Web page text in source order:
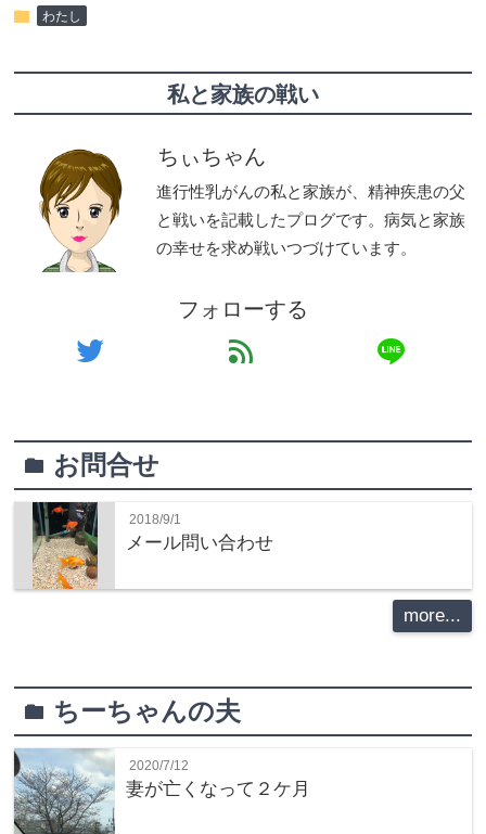
folder わたし
私と家族の戦い
ちぃちゃん
進行性乳がんの私と家族が、精神疾患の父
と戦いを記載したプログです。病気と家族
の幸せを求め戦いつづけています。
フォローする
twitter feed line
folder お問合せ
2018/9/1
メール問い合わせ
more...
folder ちーちゃんの夫
2020/7/12
妻が亡くなって２ケ月